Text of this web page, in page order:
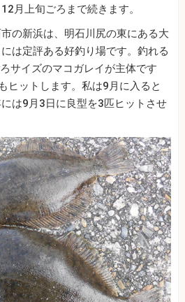
月上旬ごろまで続きます。
の新浜は、明石川尻の東にある大
は定評ある好釣り場です。釣れる
サイズのマコガレイが主体です
ヒットします。私は9月に入ると
は9月3日に良型を3匹ヒットさせ